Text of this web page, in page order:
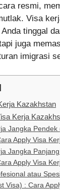
resmi,
Visa
tinggal
juga
imigrasi
Kazakhstan
Kerja
Jangka
Apply Visa
Jangka
Apply Visa
atau
Visa) : Cara